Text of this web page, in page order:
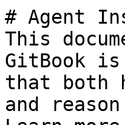
# Agent
This
GitBook
that both
and